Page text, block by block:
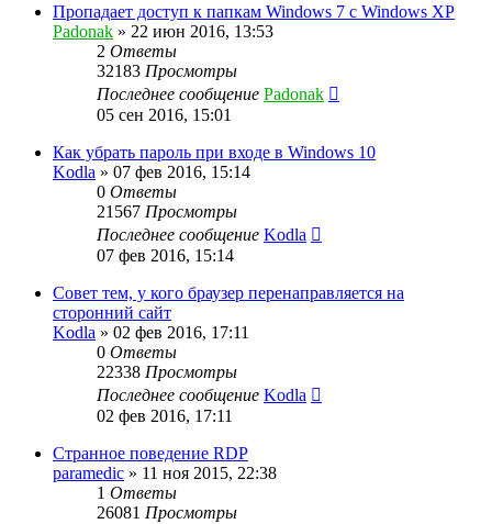
Пропадает доступ к папкам Windows 7 с Windows XP
Padonak » 22 июн 2016, 13:53
2 Ответы
32183 Просмотры
Последнее сообщение Padonak
05 сен 2016, 15:01
Как убрать пароль при входе в Windows 10
Kodla » 07 фев 2016, 15:14
0 Ответы
21567 Просмотры
Последнее сообщение Kodla
07 фев 2016, 15:14
Совет тем, у кого браузер перенаправляется на
сторонний сайт
Kodla » 02 фев 2016, 17:11
0 Ответы
22338 Просмотры
Последнее сообщение Kodla
02 фев 2016, 17:11
Странное поведение RDP
paramedic » 11 ноя 2015, 22:38
1 Ответы
26081 Просмотры